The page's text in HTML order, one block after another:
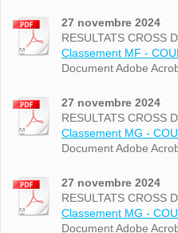
27 novembre 2024
RESULTATS CROSS
Classement MF -
Document Adobe
27 novembre 2024
RESULTATS CROSS
Classement MG -
Document Adobe
27 novembre 2024
RESULTATS CROSS
Classement MG -
Document Adobe